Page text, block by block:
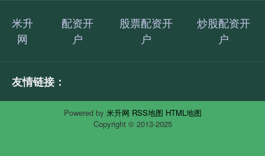
米升
网
配资开
户
股票配资开
户
炒股配资开
户
友情链接：
Powered by 米升网 RSS地图 HTML地图
Copyright © 2013-2025